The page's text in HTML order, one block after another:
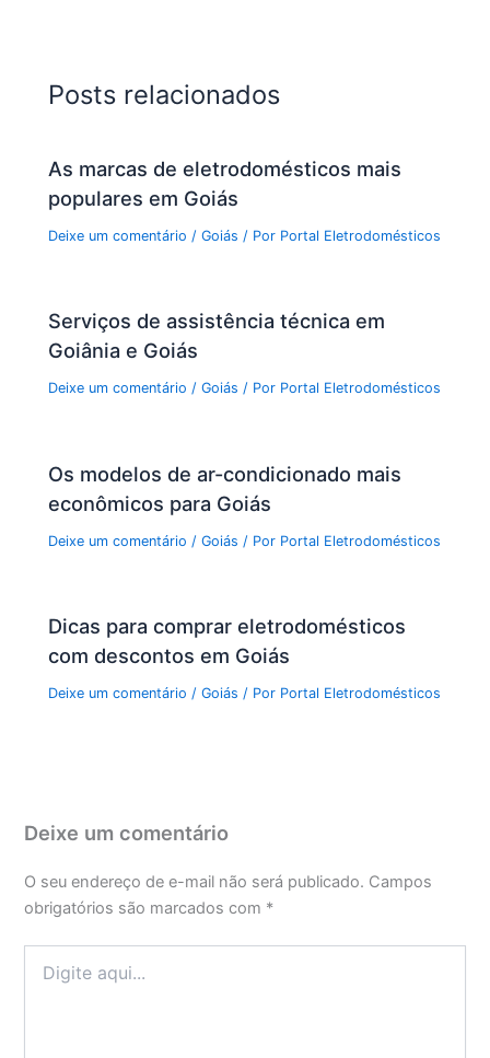
Posts relacionados
As marcas de eletrodomésticos mais
populares em Goiás
Deixe um comentário /Goiás / Por Portal Eletrodomésticos
Serviços de assistência técnica em
Goiânia e Goiás
Deixe um comentário /Goiás / Por Portal Eletrodomésticos
Os modelos de ar-condicionado mais
econômicos para Goiás
Deixe um comentário /Goiás / Por Portal Eletrodomésticos
Dicas para comprar eletrodomésticos
com descontos em Goiás
Deixe um comentário /Goiás / Por Portal Eletrodomésticos
Deixe um comentário
O seu endereço de e-mail não será publicado. Campos
obrigatórios são marcados com *
aqui...